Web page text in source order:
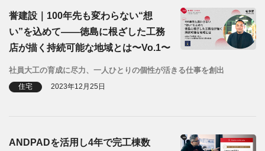
誉建設｜100年先も変わらない“想
い”を込めて——徳島に根ざした工務
店が描く持続可能な地域とは〜Vo.1〜
社員大工の育成に尽力、一人ひとりの個性が活きる仕事を創出
住宅 2023年12月25日
ANDPADを活用し4年で完工棟数